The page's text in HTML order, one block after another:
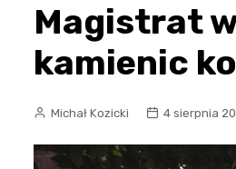
Magistrat
kamienic
Michał Kozicki 4 sierpnia